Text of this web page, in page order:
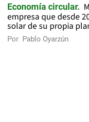
Economía circular
empresa que desde
solar de su propia
Por Pablo Oyarzún